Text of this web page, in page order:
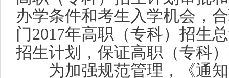
办学条件和考生入学机会，
门2017年高职（专科）招生
招生计划，保证高职（专科
为加强规范管理，《通知